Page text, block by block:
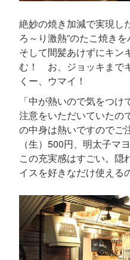
絶妙の焼き加減で実現し
ろ～り激熱”のたこ焼きを
そして間髪あけずにキン
む！ お、ジョッキまで
くー、ウマイ！
「中が熱いので気をつ
注意をいただいていたの
の中身は熱いですのでご
（生）500円、明太子マ
この充実感はすごい。隠
イスを好きなだけ使える